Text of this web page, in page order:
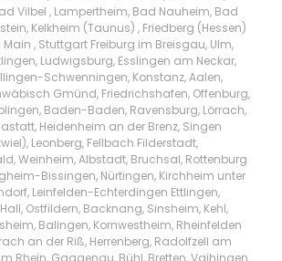
Vilbel , Lampertheim, Bad Nauheim, Bad
Kelkheim (Taunus) , Friedberg (Hessen)
, Stuttgart Freiburg im Breisgau, Ulm,
Ludwigsburg, Esslingen am Neckar,
Schwenningen, Konstanz, Aalen,
Gmünd, Friedrichshafen, Offenburg,
Baden-Baden, Ravensburg, Lörrach,
Heidenheim an der Brenz, Singen
Leonberg, Fellbach Filderstadt,
Weinheim, Albstadt, Bruchsal, Rottenburg
Bissingen, Nürtingen, Kirchheim unter
Leinfelden-Echterdingen Ettlingen,
Ostfildern, Backnang, Sinsheim, Kehl,
Balingen, Kornwestheim, Rheinfelden
an der Riß, Herrenberg, Radolfzell am